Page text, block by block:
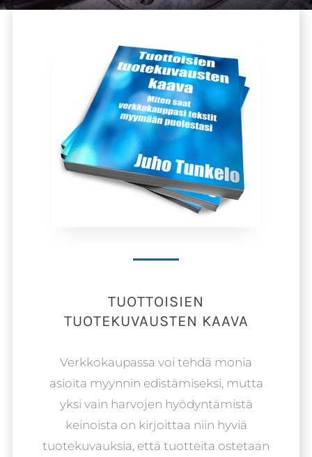
TUOTTOISIEN
TUOTEKUVAUSTEN KAAVA
Verkkokaupassa voi tehdä monia
asioita myynnin edistämiseksi, mutta
yksi vain harvojen hyödyntämistä
keinoista on kirjoittaa niin hyviä
tuotekuvauksia, että tuotteita ostetaan